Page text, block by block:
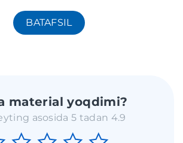
BATAFSIL
material yoqdimi?
asosida 5 tadan 4.9